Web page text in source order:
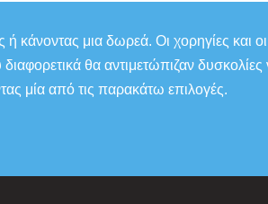
κάνοντας μια δωρεά. Οι χορηγίες και
θα αντιμετώπιζαν
μία από τις παρακάτω επιλογές.